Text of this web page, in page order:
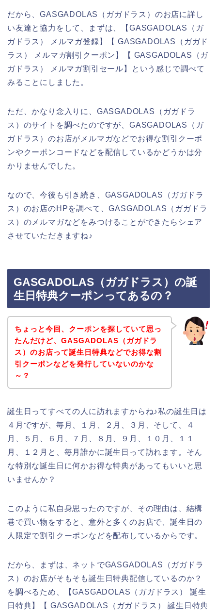
だから、GASGADOLAS（ガガドラス）のお店に詳し
い友達と協力をして、まずは、【GASGADOLAS（ガ
ガドラス） メルマガ登録】【 GASGADOLAS（ガガド
ラス） メルマガ割引クーポン】【 GASGADOLAS（ガ
ガドラス） メルマガ割引セール】という感じで調べて
みることにしました。
ただ、かなり念入りに、GASGADOLAS（ガガドラ
ス）のサイトを調べたのですが、GASGADOLAS（ガ
ガドラス）のお店がメルマガなどでお得な割引クーポ
ンやクーポンコードなどを配信しているかどうかは分
かりませんでした。
なので、今後も引き続き、GASGADOLAS（ガガドラ
ス）のお店のHPを調べて、GASGADOLAS（ガガドラ
ス）のメルマガなどをみつけることができたらシェア
させていただきますね♪
GASGADOLAS（ガガドラス）の誕
生日特典クーポンってあるの？
ちょっと今回、クーポンを探していて思っ
たんだけど、GASGADOLAS（ガガドラ
ス）のお店って誕生日特典などでお得な割
引クーポンなどを発行していないのかな
～？
誕生日ってすべての人に訪れますからね♪私の誕生日は
４月ですが、毎月、１月、２月、３月、そして、４
月、５月、６月、７月、８月、９月、１０月、１１
月、１２月と、毎月誰かに誕生日って訪れます。そん
な特別な誕生日に何かお得な特典があってもいいと思
いませんか？
このように私自身思ったのですが、その理由は、結構
巷で買い物をすると、意外と多くのお店で、誕生日の
人限定で割引クーポンなどを配布しているからです。
だから、まずは、ネットでGASGADOLAS（ガガドラ
ス）のお店がそもそも誕生日特典配信しているのか？
を調べるため、【GASGADOLAS（ガガドラス） 誕生
日特典】【 GASGADOLAS（ガガドラス） 誕生日特典